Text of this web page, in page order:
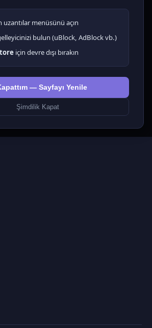
uzantılar menüsünü açın
bulun (uBlock, AdBlock vb.)
için devre dışı bırakın
— Sayfayı Yenile
Şimdilik Kapat